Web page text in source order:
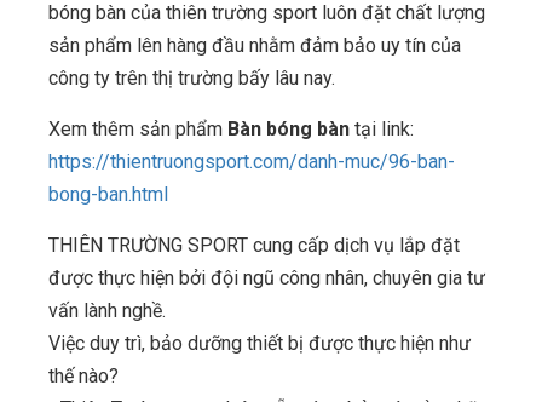
bóng bàn của thiên trường sport luôn đặt chất lượng
sản phẩm lên hàng đầu nhằm đảm bảo uy tín của
công ty trên thị trường bấy lâu nay.
Xem thêm sản phẩm Bàn bóng bàn tại link:
https://thientruongsport.com/danh-muc/96-ban-
bong-ban.html
THIÊN TRƯỜNG SPORT cung cấp dịch vụ lắp đặt
được thực hiện bởi đội ngũ công nhân, chuyên gia tư
vấn lành nghề.
Việc duy trì, bảo dưỡng thiết bị được thực hiện như
thế nào?